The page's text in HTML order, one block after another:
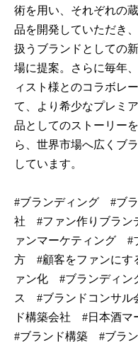
術を用い、それぞれの
品を開発していただき
扱うブランドとしての
場に提案。さらに毎年
ィスト様とのコラボレ
て、より希少なプレミ
品としてのストーリー
ら、世界市場へ広くブ
しています。
#ブランディング #ブ
社 #ファン作りブラン
ァンマーケティング #
方 #顧客をファンにす
ァン化 #ブランディン
ス #ブランドコンサ
ド構築会社 #日本酒
#ブランド構築 #ブラ